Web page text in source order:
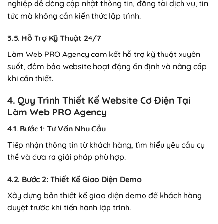
nghiệp dễ dàng cập nhật thông tin, đăng tải dịch vụ, tin
tức mà không cần kiến thức lập trình.
3.5. Hỗ Trợ Kỹ Thuật 24/7
Làm Web PRO Agency cam kết hỗ trợ kỹ thuật xuyên
suốt, đảm bảo website hoạt động ổn định và nâng cấp
khi cần thiết.
4. Quy Trình Thiết Kế Website Cơ Điện Tại
Làm Web PRO Agency
4.1. Bước 1: Tư Vấn Nhu Cầu
Tiếp nhận thông tin từ khách hàng, tìm hiểu yêu cầu cụ
thể và đưa ra giải pháp phù hợp.
4.2. Bước 2: Thiết Kế Giao Diện Demo
Xây dựng bản thiết kế giao diện demo để khách hàng
duyệt trước khi tiến hành lập trình.